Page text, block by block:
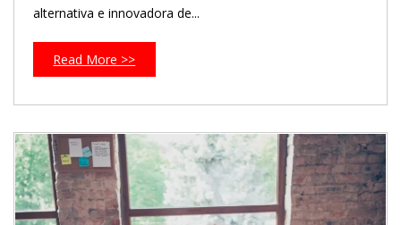
alternativa e innovadora de...
Read More >>